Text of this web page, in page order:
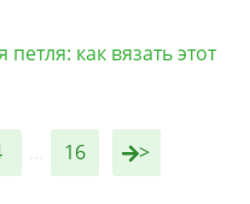
как вязать этот
... 16 >